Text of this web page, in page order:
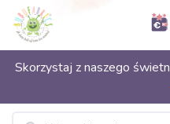
Skorzystaj z naszego